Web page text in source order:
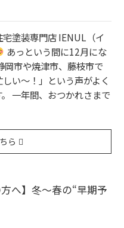
宅塗装専門店 IENUL（イ
あっという間に12月にな
岡市や焼津市、藤枝市で
い〜！」という声がよく
一年間、おつかれさまで
ら
へ】冬〜春の“早期予